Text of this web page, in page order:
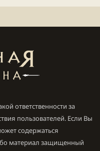
ответственности за
пользователей. Если Вы
содержаться
материал защищенный